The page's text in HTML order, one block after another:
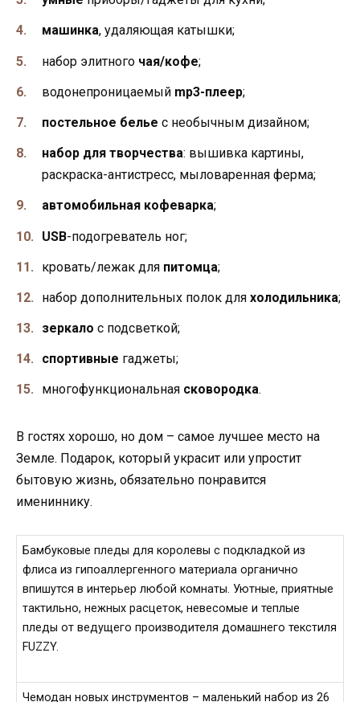
машинка, удаляющая катышки;
набор элитного чая/кофе;
водонепроницаемый mp3-плеер;
постельное белье с необычным дизайном;
набор для творчества: вышивка картины,
раскраска-антистресс, мыловаренная ферма;
автомобильная кофеварка;
USB-подогреватель ног;
кровать/лежак для питомца;
набор дополнительных полок для холодильника;
зеркало с подсветкой;
спортивные гаджеты;
многофункциональная сковородка.
В гостях хорошо, но дом – самое лучшее место на
Земле. Подарок, который украсит или упростит
бытовую жизнь, обязательно понравится
имениннику.
Бамбуковые пледы для королевы с подкладкой из
флиса из гипоаллергенного материала органично
впишутся в интерьер любой комнаты. Уютные, приятные
тактильно, нежных расцеток, невесомые и теплые
пледы от ведущего производителя домашнего текстиля
FUZZY.
Чемодан новых инструментов – маленький набор из 26